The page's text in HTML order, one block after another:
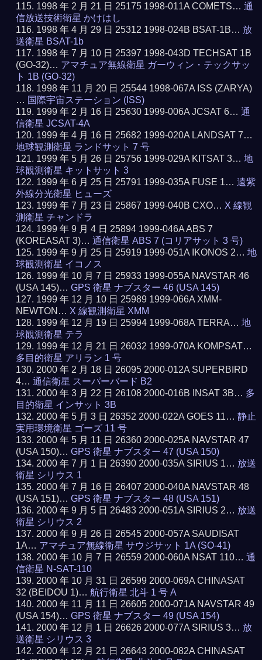
1998 年 2 月 21 日 25175 1998-011A COMETS…通
信放送技術衛星 かけはし
1998 年 4 月 29 日 25312 1998-024B BSAT-1B… 放
送衛星 BSAT-1b
1998 年 7 月 10 日 25397 1998-043D TECHSAT 1B
(GO-32)… アマチュア無線衛星 ガーウィン・テックサッ
ト 1B (GO-32)
1998 年 11 月 20 日 25544 1998-067A ISS (ZARYA)
… 国際宇宙ステーション (ISS)
1999 年 2 月 16 日 25630 1999-006A JCSAT 6…通
信衛星 JCSAT-4A
1999 年 4 月 16 日 25682 1999-020A LANDSAT 7…
地球観測衛星 ランドサット 7 号
1999 年 5 月 26 日 25756 1999-029A KITSAT 3…地
球観測衛星 キットサット 3
1999 年 6 月 25 日 25791 1999-035A FUSE 1…遠紫
外線分光衛星 ヒューズ
1999 年 7 月 23 日 25867 1999-040B CXO… X 線観
測衛星 チャンドラ
1999 年 9 月 4 日 25894 1999-046A ABS 7
(KOREASAT 3)…通信衛星 ABS 7 (コリアサット 3 号)
1999 年 9 月 25 日 25919 1999-051A IKONOS 2…地
球観測衛星 イコノス
1999 年 10 月 7 日 25933 1999-055A NAVSTAR 46
(USA 145)…GPS 衛星 ナブスター 46 (USA 145)
1999 年 12 月 10 日 25989 1999-066A XMM-
NEWTON… X 線観測衛星 XMM
1999 年 12 月 19 日 25994 1999-068A TERRA…地
球観測衛星 テラ
1999 年 12 月 21 日 26032 1999-070A KOMPSAT…
多目的衛星 アリラン 1 号
2000 年 2 月 18 日 26095 2000-012A SUPERBIRD
4…通信衛星 スーパーバード B2
2000 年 3 月 22 日 26108 2000-016B INSAT 3B… 多
目的衛星 インサット 3B
2000 年 5 月 3 日 26352 2000-022A GOES 11…静止
実用環境衛星 ゴーズ 11 号
2000 年 5 月 11 日 26360 2000-025A NAVSTAR 47
(USA 150)…GPS 衛星 ナブスター 47 (USA 150)
2000 年 7 月 1 日 26390 2000-035A SIRIUS 1… 放送
衛星 シリウス 1
2000 年 7 月 16 日 26407 2000-040A NAVSTAR 48
(USA 151)…GPS 衛星 ナブスター 48 (USA 151)
2000 年 9 月 5 日 26483 2000-051A SIRIUS 2… 放送
衛星 シリウス 2
2000 年 9 月 26 日 26545 2000-057A SAUDISAT
1A… アマチュア無線衛星 サウジサット 1A (SO-41)
2000 年 10 月 7 日 26559 2000-060A NSAT 110…通
信衛星 N-SAT-110
2000 年 10 月 31 日 26599 2000-069A CHINASAT
32 (BEIDOU 1)…航行衛星 北斗 1 号 A
2000 年 11 月 11 日 26605 2000-071A NAVSTAR 49
(USA 154)…GPS 衛星 ナブスター 49 (USA 154)
2000 年 12 月 1 日 26626 2000-077A SIRIUS 3… 放
送衛星 シリウス 3
2000 年 12 月 21 日 26643 2000-082A CHINASAT